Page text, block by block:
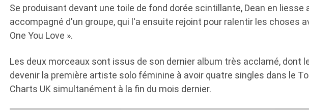
Se produisant devant une toile de fond dorée scintillante, Dean en liesse
accompagné d'un groupe, qui l'a ensuite rejoint pour ralentir les choses
One You Love ».
Les deux morceaux sont issus de son dernier album très acclamé, dont
devenir la première artiste solo féminine à avoir quatre singles dans le
Charts UK simultanément à la fin du mois dernier.